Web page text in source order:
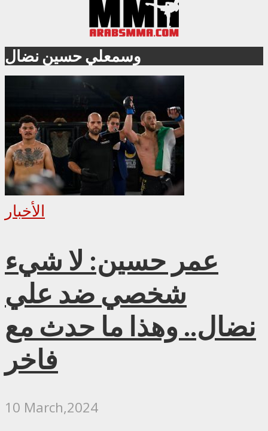
وسمعلي حسين نضال
الأخبار
عمر حسين: لا شيء
شخصي ضد علي
نضال.. وهذا ما حدث مع
فاخر
10 March,2024